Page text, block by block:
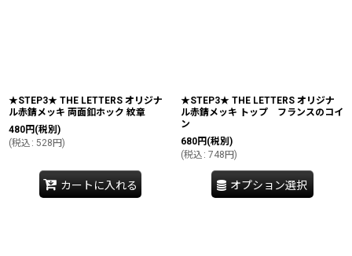
★STEP3★ THE LETTERS オリジナ
ル赤錆メッキ 両面釦ホック 紋章
480円 (税別)
(税込 : 528 円)
カートに入れる
★STEP3★ THE LETTERS オリジナ
ル赤錆メッキ トップ フランスのコイ
ン
680円 (税別)
(税込 : 748 円)
オプション選択